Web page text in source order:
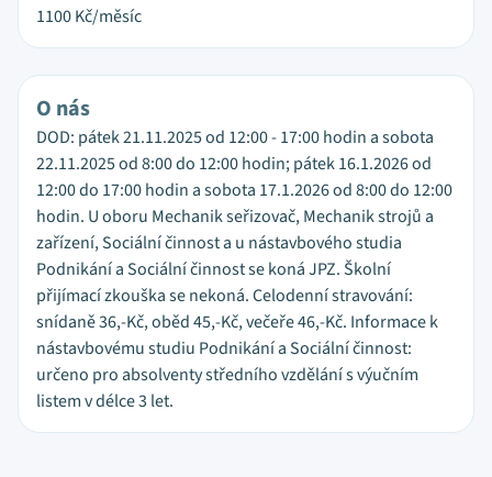
1100Kč/měsíc
O nás
DOD: pátek 21.11.2025 od 12:00 - 17:00 hodin a sobota
22.11.2025 od 8:00 do 12:00 hodin; pátek 16.1.2026 od
12:00 do 17:00 hodin a sobota 17.1.2026 od 8:00 do 12:00
hodin. U oboru Mechanik seřizovač, Mechanik strojů a
zařízení, Sociální činnost a u nástavbového studia
Podnikání a Sociální činnost se koná JPZ. Školní
přijímací zkouška se nekoná. Celodenní stravování:
snídaně 36,-Kč, oběd 45,-Kč, večeře 46,-Kč. Informace k
nástavbovému studiu Podnikání a Sociální činnost:
určeno pro absolventy středního vzdělání s výučním
listem v délce 3 let.